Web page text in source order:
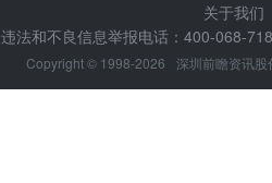
关于我们
违法和不良信息举报电话：400-068-
Copyright © 1998-2026 深圳前瞻资讯股